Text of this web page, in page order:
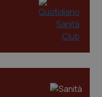
CookieScript
www.quotidianosanita.it